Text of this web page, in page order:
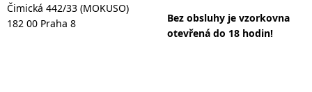
Čimická 442/33 (MOKUSO)
182 00 Praha 8
Bez obsluhy je vzorkovna
otevřená do 18 hodin!